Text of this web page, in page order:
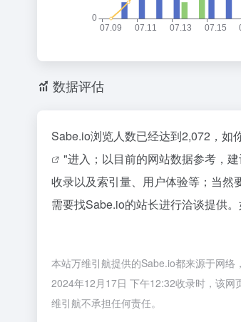
数据评估
Sabe.io浏览人数已经达到2,072，如
"进入；以目前的网站数据参考，
收录以及索引量、用户体验等；当然
需要找Sabe.io的站长进行洽谈提供
本站万维引航提供的Sabe.io都来源于网
2024年12月17日 下午12:32收录时，该网
维引航不承担任何责任。